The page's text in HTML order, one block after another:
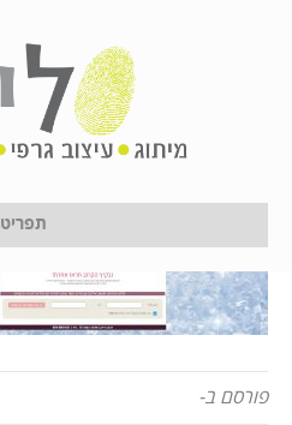
תפריט
2017-01-17_11-40-27
17 בינואר 2017
פורסם ב-